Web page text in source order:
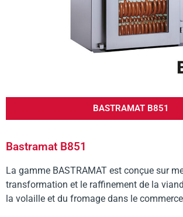
BASTRAMAT B851
Bastramat B851
La gamme BASTRAMAT est conçue sur
transformation et le raffinement de la
la volaille et du fromage dans le